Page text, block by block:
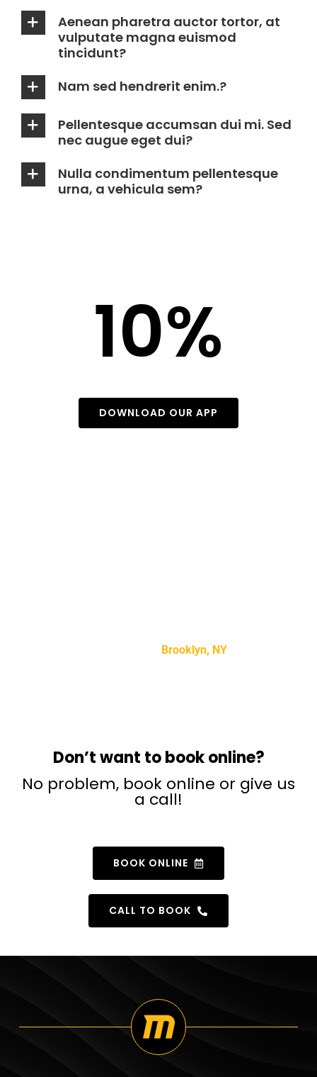
Aenean pharetra auctor tortor, at
vulputate magna euismod
tincidunt?
Nam sed hendrerit enim.?
Pellentesque accumsan dui mi. Sed
nec augue eget dui?
Nulla condimentum pellentesque
urna, a vehicula sem?
10%
DOWNLOAD OUR APP
Brooklyn, NY
Don’t want to book online?
No problem, book online or give us
a call!
BOOK ONLINE
CALL TO BOOK